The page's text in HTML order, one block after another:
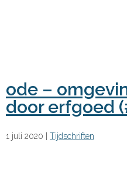
ode –
door erfgoed
1 juli 2020 Tijdschriften